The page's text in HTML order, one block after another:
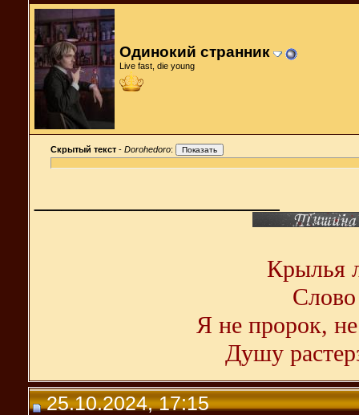
Одинокий странник
Live fast, die young
Скрытый текст - Dorohedoro:
Крылья
Слово
Я не пророк,
Душу
25.10.2024, 17:15